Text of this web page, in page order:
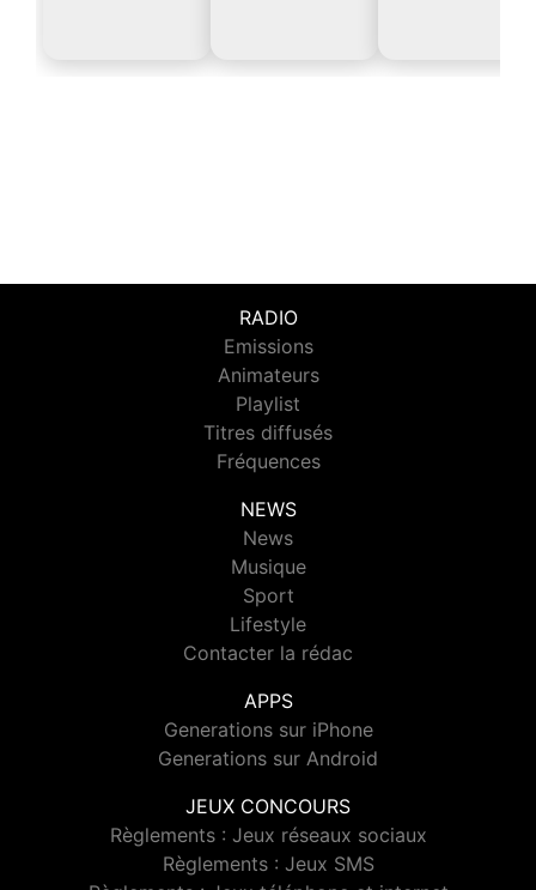
RADIO
Emissions
Animateurs
Playlist
Titres diffusés
Fréquences
NEWS
News
Musique
Sport
Lifestyle
Contacter la rédac
APPS
Generations sur iPhone
Generations sur Android
JEUX CONCOURS
Règlements : Jeux réseaux sociaux
Règlements : Jeux SMS